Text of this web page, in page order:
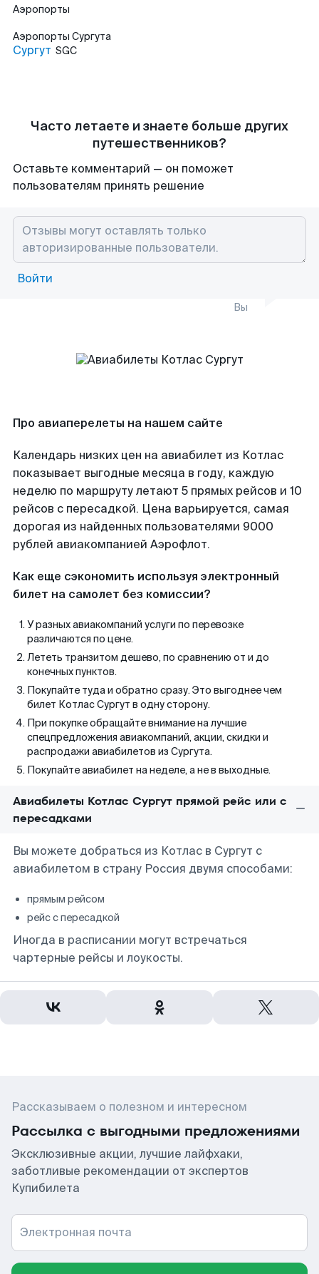
Аэропорты
Аэропорты Сургута
Сургут SGC
Часто летаете и знаете больше других
путешественников?
Оставьте комментарий — он поможет
пользователям принять решение
Войти
Вы
Про авиаперелеты на нашем сайте
Календарь низких цен на авиабилет из Котлас
показывает выгодные месяца в году, каждую
неделю по маршруту летают 5 прямых рейсов и 10
рейсов с пересадкой. Цена варьируется, самая
дорогая из найденных пользователями 9000
рублей авиакомпанией Аэрофлот.
Как еще сэкономить используя электронный
билет на самолет без комиссии?
У разных авиакомпаний услуги по перевозке
различаются по цене.
Лететь транзитом дешево, по сравнению от и до
конечных пунктов.
Покупайте туда и обратно сразу. Это выгоднее чем
билет Котлас Сургут в одну сторону.
При покупке обращайте внимание на лучшие
спецпредложения авиакомпаний, акции, скидки и
распродажи авиабилетов из Сургута.
Покупайте авиабилет на неделе, а не в выходные.
Авиабилеты Котлас Сургут прямой рейс или с
пересадками
Вы можете добраться из Котлас в Сургут с
авиабилетом в страну Россия двумя способами:
прямым рейсом
рейс с пересадкой
Иногда в расписании могут встречаться
чартерные рейсы и лоукосты.
Рассказываем о полезном и интересном
Рассылка с выгодными предложениями
Эксклюзивные акции, лучшие лайфхаки,
заботливые рекомендации от экспертов
Купибилета
Электронная почта